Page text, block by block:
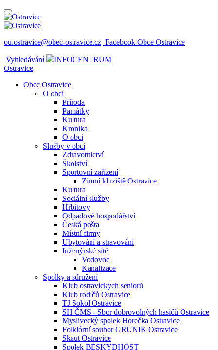
ou.ostravice@obec-ostravice.cz Facebook Obce Ostravice
Vyhledávání
INFOCENTRUM
Ostravice
Obec Ostravice
O obci
Příroda
Památky
Kultura
Kronika
O obci
Služby v obci
Zdravotnictví
Školství
Sportovní zařízení
Zimní kluziště Ostravice
Kultura
Sociální služby
Hřbitovy
Odpadové hospodářství
Česká pošta
Místní firmy
Ubytování a stravování
Inženýrské sítě
Vodovod
Kanalizace
Spolky a sdružení
Klub ostravických seniorů
Klub rodičů Ostravice
TJ Sokol Ostravice
SH ČMS - Sbor dobrovolných hasičů Ostravice
Myslivecký spolek Horečka Ostravice
Folklórní soubor GRUNIK Ostravice
Skaut Ostravice
Spolek BESKYDHOST